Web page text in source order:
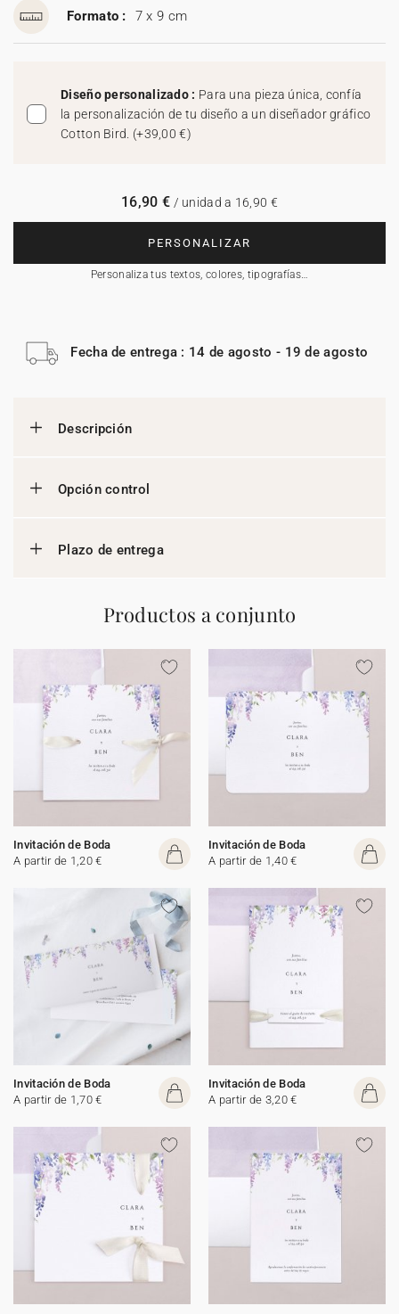
Formato : 7 x 9 cm
Diseño personalizado : Para una pieza única, confía
la personalización de tu diseño a un diseñador gráfico
Cotton Bird. (+39,00 €)
PERSONALIZAR
Personaliza tus textos, colores, tipografías…
16,90 € / unidad a 16,90 €
Fecha de entrega : 14 de agosto - 19 de agosto
Descripción
Opción control
Plazo de entrega
Productos a conjunto
Invitación de Boda
A partir de 1,20 €
Invitación de Boda
A partir de 1,40 €
Invitación de Boda
A partir de 1,70 €
Invitación de Boda
A partir de 3,20 €